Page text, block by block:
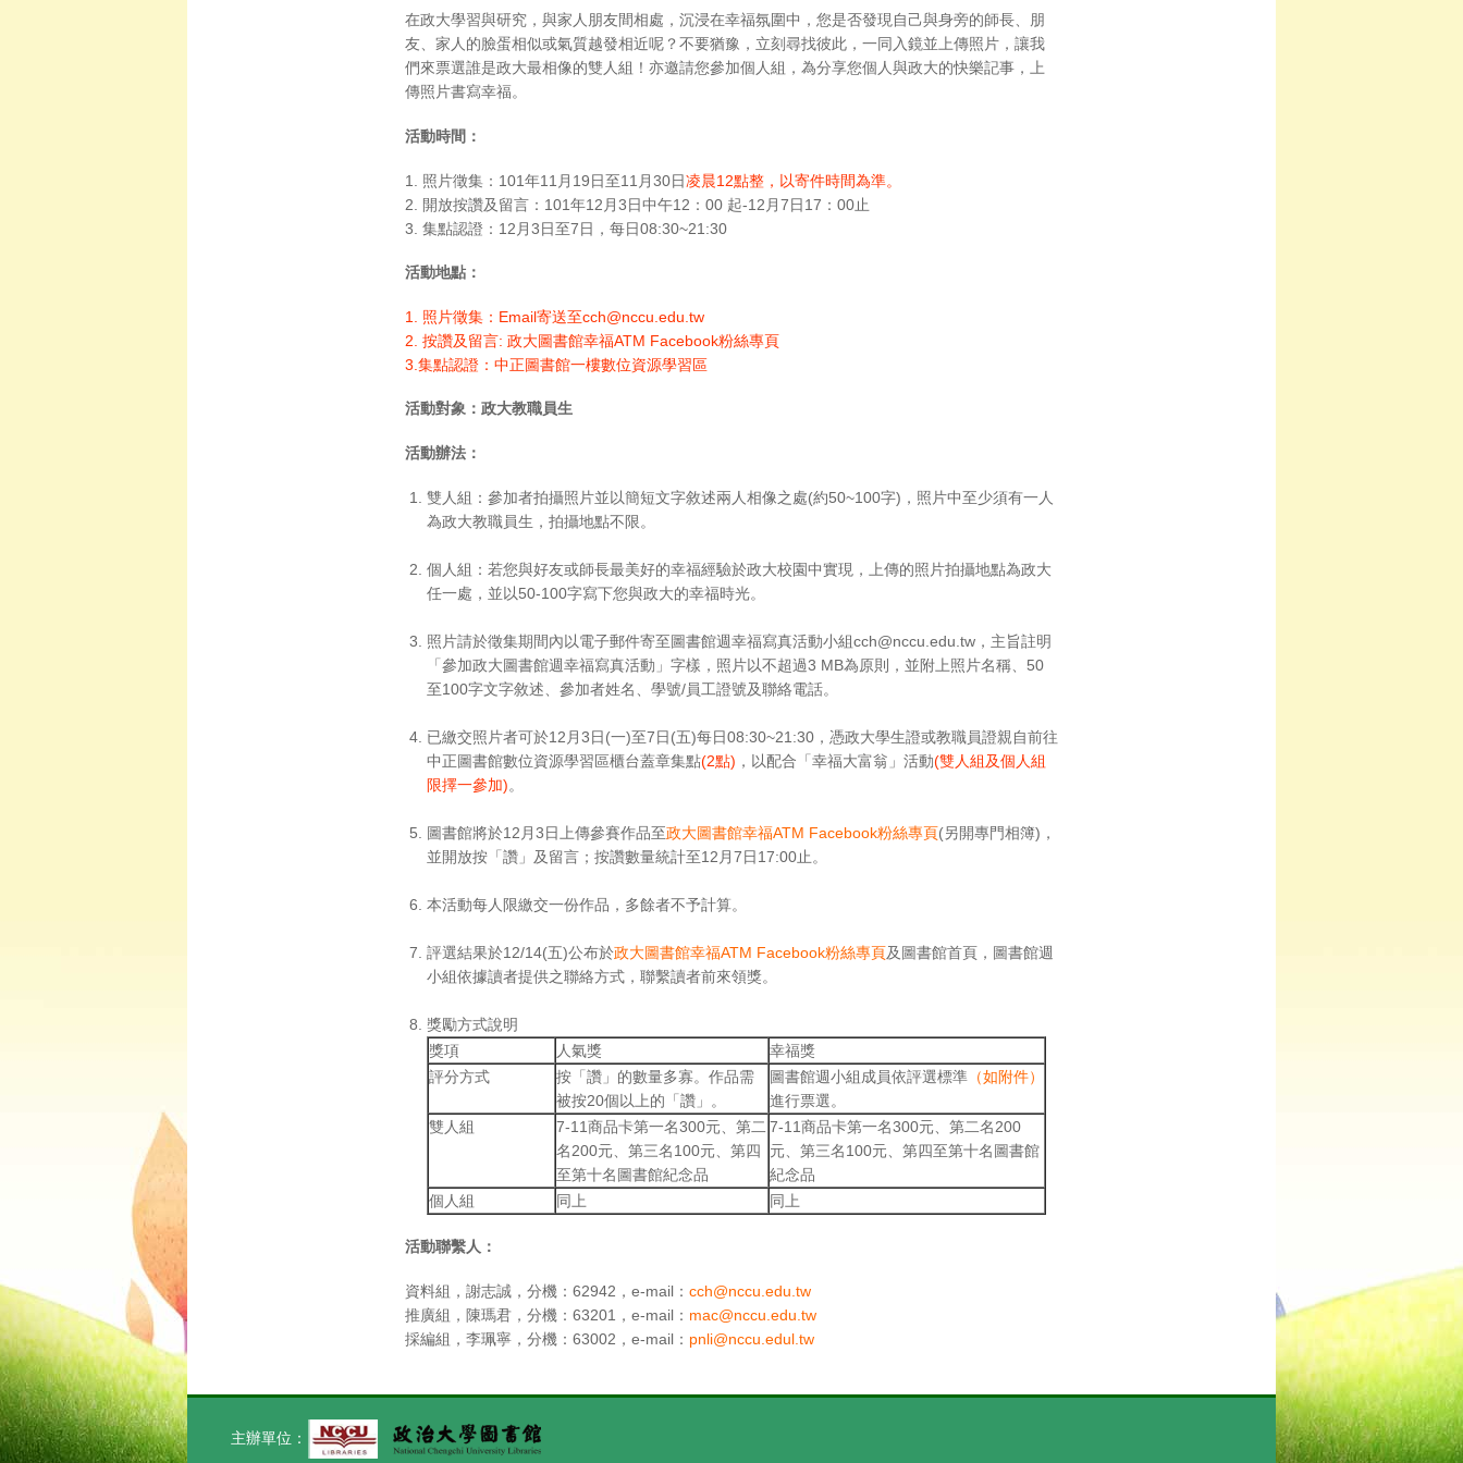
在政大學習與研究，與家人朋友間相處，沉浸在幸福氛圍中，您是否發現自己與身旁的師長、朋
友、家人的臉蛋相似或氣質越發相近呢？不要猶豫，立刻尋找彼此，一同入鏡並上傳照片，讓我
們來票選誰是政大最相像的雙人組！亦邀請您參加個人組，為分享您個人與政大的快樂記事，上
傳照片書寫幸福。
活動時間：
1. 照片徵集：101年11月19日至11月30日凌晨12點整，以寄件時間為準。
2. 開放按讚及留言：101年12月3日中午12：00 起-12月7日17：00止
3. 集點認證：12月3日至7日，每日08:30~21:30
活動地點：
1. 照片徵集：Email寄送至cch@nccu.edu.tw
2. 按讚及留言: 政大圖書館幸福ATM Facebook粉絲專頁
3.集點認證：中正圖書館一樓數位資源學習區
活動對象：政大教職員生
活動辦法：
雙人組：參加者拍攝照片並以簡短文字敘述兩人相像之處(約50~100字)，照片中至少須有一人
為政大教職員生，拍攝地點不限。
個人組：若您與好友或師長最美好的幸福經驗於政大校園中實現，上傳的照片拍攝地點為政大
任一處，並以50-100字寫下您與政大的幸福時光。
照片請於徵集期間內以電子郵件寄至圖書館週幸福寫真活動小組cch@nccu.edu.tw，主旨註明
「參加政大圖書館週幸福寫真活動」字樣，照片以不超過3 MB為原則，並附上照片名稱、50
至100字文字敘述、參加者姓名、學號/員工證號及聯絡電話。
已繳交照片者可於12月3日(一)至7日(五)每日08:30~21:30，憑政大學生證或教職員證親自前往
中正圖書館數位資源學習區櫃台蓋章集點(2點) ，以配合「幸福大富翁」活動(雙人組及個人組
限擇一參加)。
圖書館將於12月3日上傳參賽作品至政大圖書館幸福ATM Facebook粉絲專頁(另開專門相簿)，
並開放按「讚」及留言；按讚數量統計至12月7日17:00止。
本活動每人限繳交一份作品，多餘者不予計算。
評選結果於12/14(五)公布於政大圖書館幸福ATM Facebook粉絲專頁及圖書館首頁，圖書館週
小組依據讀者提供之聯絡方式，聯繫讀者前來領獎。
獎勵方式說明
獎項
人氣獎
幸福獎
評分方式
按「讚」的數量多寡。作品需
被按20個以上的「讚」。
圖書館週小組成員依評選標準 （如附件）
進行票選。
雙人組
7-11商品卡第一名300元、第二
名200元、第三名100元、第四
至第十名圖書館紀念品
7-11商品卡第一名300元、第二名200
元、第三名100元、第四至第十名圖書館
紀念品
個人組
同上 同上
活動聯繫人：
資料組，謝志誠，分機：62942，e-mail： cch@nccu.edu.tw
推廣組，陳瑪君，分機：63201，e-mail： mac@nccu.edu.tw
採編組，李珮寧，分機：63002，e-mail： pnli@nccu.edul.tw
主辦單位：